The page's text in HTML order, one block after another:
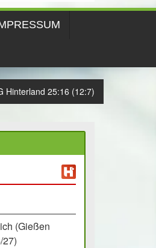
Hinterland 25:16 (12:7)
(Gießen
27)